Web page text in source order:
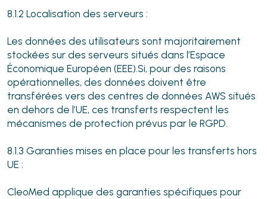
8.1.2 Localisation des serveurs :
Les données des utilisateurs sont majoritairement
stockées sur des serveurs situés dans l’Espace
Économique Européen (EEE).Si, pour des raisons
opérationnelles, des données doivent être
transférées vers des centres de données AWS situés
en dehors de l’UE, ces transferts respectent les
mécanismes de protection prévus par le RGPD.
8.1.3 Garanties mises en place pour les transferts hors
UE :
CleoMed applique des garanties spécifiques pour